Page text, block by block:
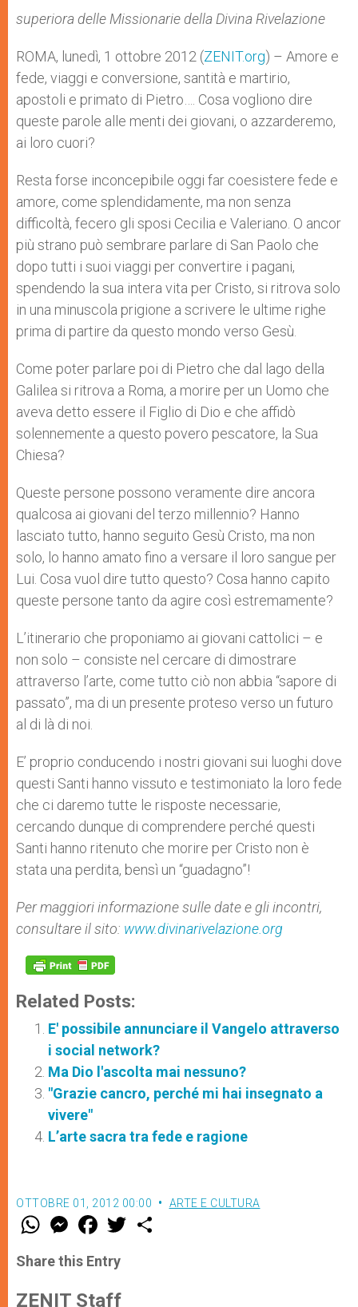
superiora delle Missionarie della Divina Rivelazione
ROMA, lunedì, 1 ottobre 2012 (ZENIT.org) – Amore e
fede, viaggi e conversione, santità e martirio,
apostoli e primato di Pietro…. Cosa vogliono dire
queste parole alle menti dei giovani, o azzarderemo,
ai loro cuori?
Resta forse inconcepibile oggi far coesistere fede e
amore, come splendidamente, ma non senza
difficoltà, fecero gli sposi Cecilia e Valeriano. O ancor
più strano può sembrare parlare di San Paolo che
dopo tutti i suoi viaggi per convertire i pagani,
spendendo la sua intera vita per Cristo, si ritrova solo
in una minuscola prigione a scrivere le ultime righe
prima di partire da questo mondo verso Gesù.
Come poter parlare poi di Pietro che dal lago della
Galilea si ritrova a Roma, a morire per un Uomo che
aveva detto essere il Figlio di Dio e che affidò
solennemente a questo povero pescatore, la Sua
Chiesa?
Queste persone possono veramente dire ancora
qualcosa ai giovani del terzo millennio? Hanno
lasciato tutto, hanno seguito Gesù Cristo, ma non
solo, lo hanno amato fino a versare il loro sangue per
Lui. Cosa vuol dire tutto questo? Cosa hanno capito
queste persone tanto da agire così estremamente?
L’itinerario che proponiamo ai giovani cattolici – e
non solo – consiste nel cercare di dimostrare
attraverso l’arte, come tutto ciò non abbia “sapore di
passato”, ma di un presente proteso verso un futuro
al di là di noi.
E’ proprio conducendo i nostri giovani sui luoghi dove
questi Santi hanno vissuto e testimoniato la loro fede
che ci daremo tutte le risposte necessarie,
cercando dunque di comprendere perché questi
Santi hanno ritenuto che morire per Cristo non è
stata una perdita, bensì un “guadagno”!
Per maggiori informazione sulle date e gli incontri,
consultare il sito: www.divinarivelazione.org
Related Posts:
E' possibile annunciare il Vangelo attraverso
i social network?
Ma Dio l'ascolta mai nessuno?
"Grazie cancro, perché mi hai insegnato a
vivere"
L’arte sacra tra fede e ragione
OTTOBRE 01, 2012 00:00 ARTE E CULTURA
W
t
s
p
M
e
s
e
g
F
a
e
b
o
w
Share this Entry
ZENIT Staff